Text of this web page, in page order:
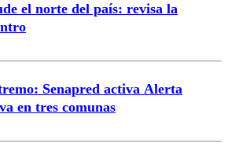
el norte del país: revisa la
Senapred activa Alerta
en tres comunas